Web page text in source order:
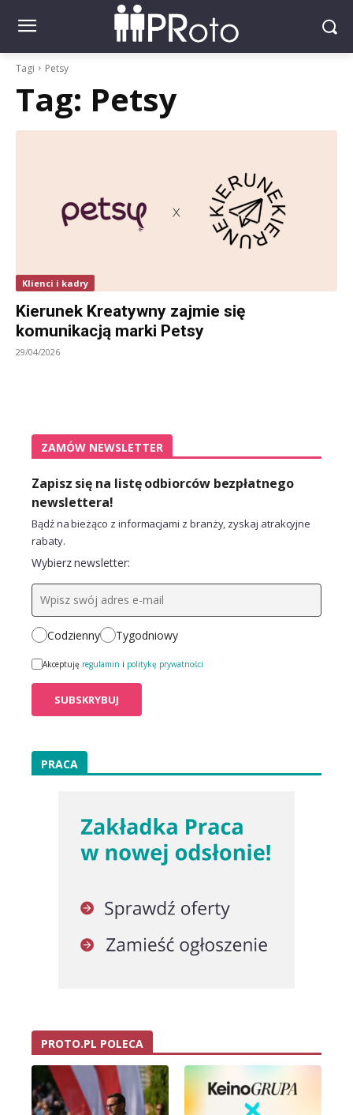
Tagi Petsy
Tag: Petsy
Klienci i kadry
Kierunek Kreatywny zajmie się
komunikacją marki Petsy
29/04/2026
ZAMÓW NEWSLETTER
Zapisz się na listę odbiorców bezpłatnego
newslettera!
Bądź na bieżąco z informacjami z branży, zyskaj atrakcyjne
rabaty.
Wybierz newsletter:
Codzienny Tygodniowy
Akceptuję regulamin i politykę prywatności
PRACA
PROTO.PL POLECA